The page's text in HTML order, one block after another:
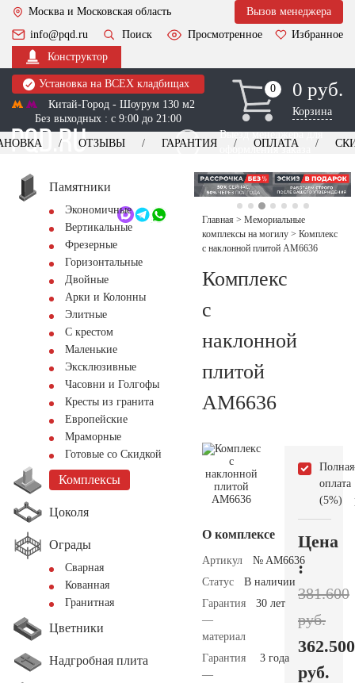
Москва и Московская область
Вызов менеджера
info@pqd.ru
Поиск Просмотренное
Избранное
Конструктор
Установка на ВСЕХ кладбищах
Китай-Город - Шоурум 130 м2
Без выходных : с 9:00 до 21:00
0
0 0 руб.
Корзина
Выезд менеджера для
оформления заказа
+7 (495) 518-44-23
Обратный звонок
ОТЗЫВЫ ГАРАНТИЯ ОПЛАТА
Памятники
Экономичные
Вертикальные
Фрезерные
Горизонтальные
Двойные
Арки и Колонны
Элитные
С крестом
Маленькие
Эксклюзивные
Часовни и Голгофы
Кресты из гранита
Европейские
Мраморные
Готовые со Скидкой
Комплексы
Цоколя
Ограды
Сварная
Кованная
Гранитная
Цветники
Надгробная плита
Главная > Мемориальные
комплексы на могилу > Комплекс
с наклонной плитой AM6636
Комплекс
с
наклонной
плитой
AM6636
О комплексе
Артикул
№ AM6636
Статус
В наличии
Гарантия
—
материал
30 лет
Гарантия
—
3 года
Полная
оплата
(5%)
Цена
:
381.600
руб.
362.500
руб.